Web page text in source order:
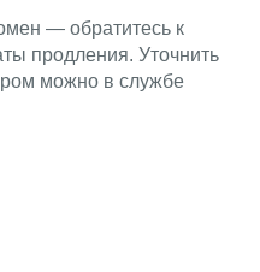
— обратитесь к
продления. Уточнить
можно в службе